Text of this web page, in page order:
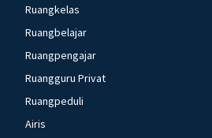
Ruangkelas
Ruangbelajar
Ruangpengajar
Ruangguru Privat
Ruangpeduli
Airis